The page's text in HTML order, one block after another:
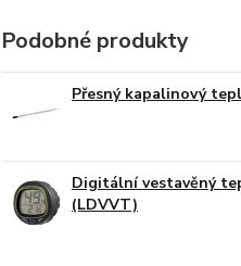
Podobné produkty
Přesný kapalinový
Digitální vestavěný
(LDVVT)